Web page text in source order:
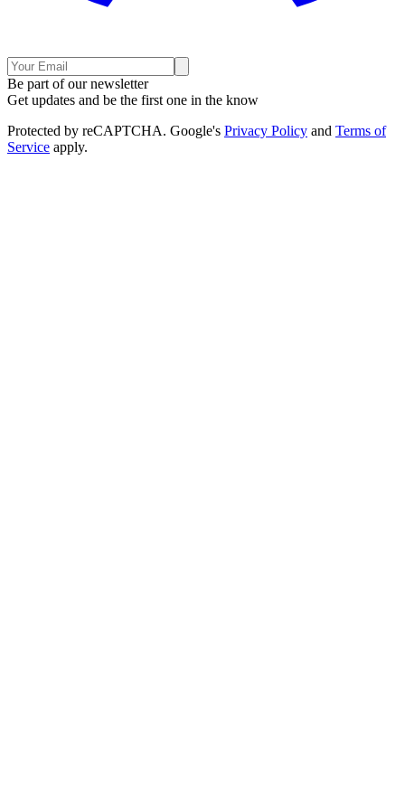
Be part of our newsletter
Get updates and be the first one in the know
Protected by reCAPTCHA. Google's Privacy Policy and Terms of
Service apply.